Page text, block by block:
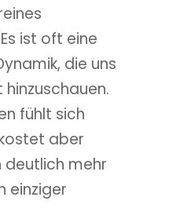
ist oft eine
die uns
fühlt sich
aber
deutlich mehr
einziger